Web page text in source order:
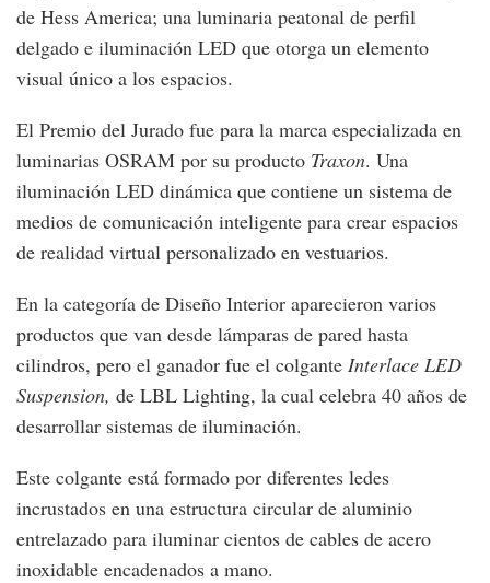
de Hess America; una luminaria peatonal de perfil
delgado e iluminación LED que otorga un elemento
visual único a los espacios.
El Premio del Jurado fue para la marca especializada en
luminarias OSRAM por su producto Traxon. Una
iluminación LED dinámica que contiene un sistema de
medios de comunicación inteligente para crear espacios
de realidad virtual personalizado en vestuarios.
En la categoría de Diseño Interior aparecieron varios
productos que van desde lámparas de pared hasta
cilindros, pero el ganador fue el colgante Interlace LED
Suspension, de LBL Lighting, la cual celebra 40 años de
desarrollar sistemas de iluminación.
Este colgante está formado por diferentes ledes
incrustados en una estructura circular de aluminio
entrelazado para iluminar cientos de cables de acero
inoxidable encadenados a mano.